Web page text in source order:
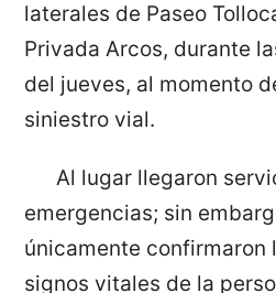
laterales de Paseo
Privada Arcos, durante
del jueves, al momento
siniestro vial.
Al lugar llegaron
emergencias; sin
únicamente confirmaron
signos vitales de la